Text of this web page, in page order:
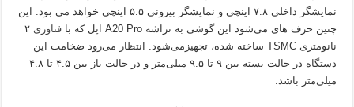
نمایشگر داخلی ۷.۸ اینچی و نمایشگر بیرونی ۵.۵ اینچی خواهد می بود. این
چنین حرف های می‌شود این گوشی به تراشه A20 Pro اپل که با
فناوری ۲
نانومتری TSMC ساخته شده، تجهیزمی‌شود. انتظار می‌رود ضخامت این
دستگاه در حالت بسته بین ۹ تا ۹.۵ میلی‌متر و در حالت باز بین ۴.۵ تا ۴.۸
میلی‌متر باشد.